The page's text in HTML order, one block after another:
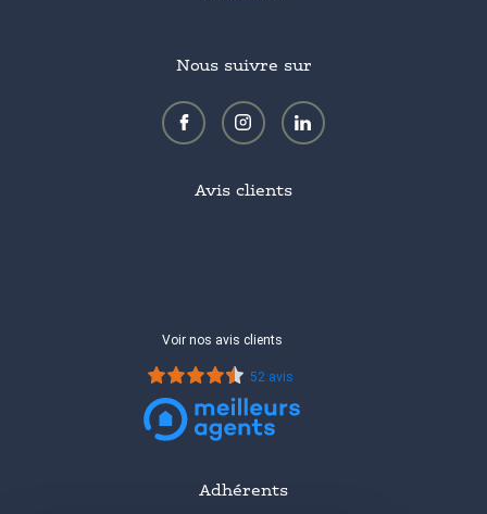
Nous suivre sur
Avis clients
Voir nos avis clients
52 avis
Adhérents